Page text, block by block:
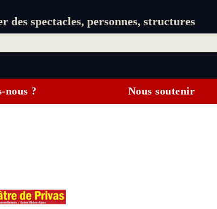
des spectacles, personnes, structures
nous ? Nous soutenir